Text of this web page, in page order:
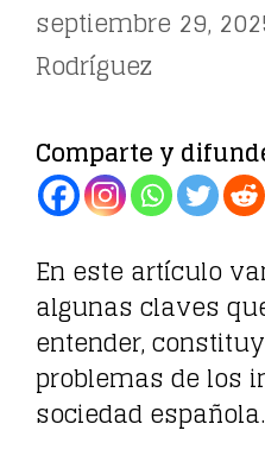
septiembre 29,
Rodríguez
Comparte y
En este artículo
algunas claves
entender,
problemas de los
sociedad española.